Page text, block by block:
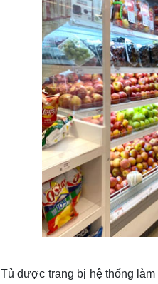
Tủ được trang bị hệ thống